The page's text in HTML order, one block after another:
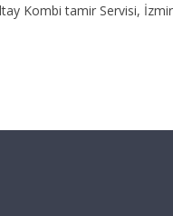
Kombi tamir Servisi,